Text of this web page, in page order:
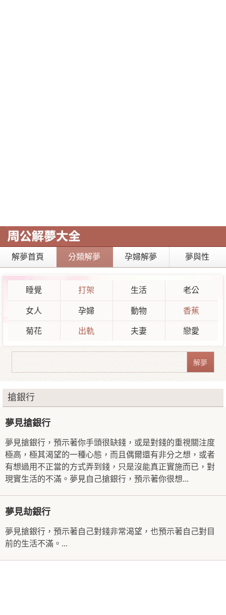
解夢首頁 分類解夢 孕婦解夢 夢與性
睡覺 打架 生活 老公
女人 孕婦 動物 香蕉
菊花 出軌 夫妻 戀愛
搶銀行
夢見搶銀行
夢見搶銀行，預示著你手頭很缺錢，或是對錢的重視關注度
極高，極其渴望的一種心態，而且偶爾還有非分之想，或者
有想過用不正當的方式弄到錢，只是沒能真正實施而已，對
現實生活的不滿。夢見自己搶銀行，預示著你很想...
夢見劫銀行
夢見搶銀行，預示著自己對錢非常渴望，也預示著自己對目
前的生活不滿。...